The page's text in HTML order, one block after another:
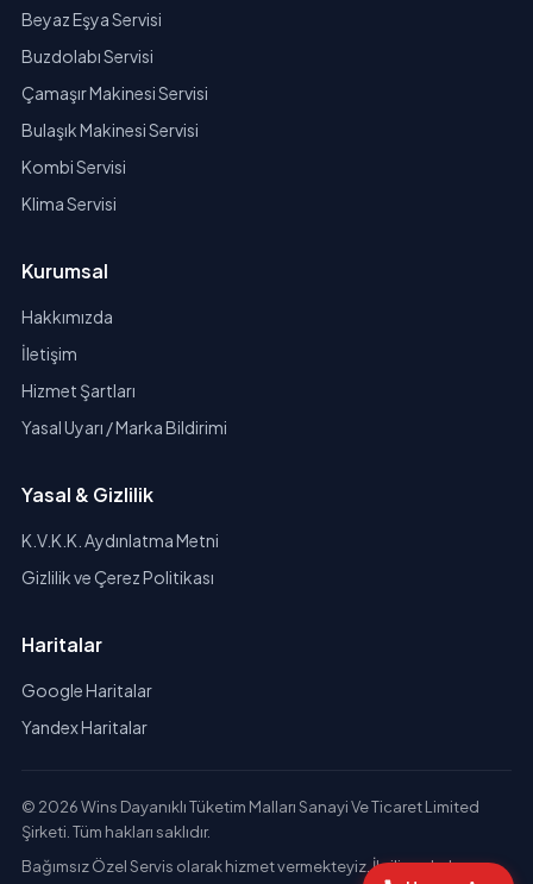
Beyaz Eşya Servisi
Buzdolabı Servisi
Çamaşır Makinesi Servisi
Bulaşık Makinesi Servisi
Kombi Servisi
Klima Servisi
Kurumsal
Hakkımızda
İletişim
Hizmet Şartları
Yasal Uyarı / Marka Bildirimi
Yasal & Gizlilik
K.V.K.K. Aydınlatma Metni
Gizlilik ve Çerez Politikası
Haritalar
Google Haritalar
Yandex Haritalar
© 2026 Wins Dayanıklı Tüketim Malları Sanayi Ve Ticaret Limited
Şirketi. Tüm hakları saklıdır.
Bağımsız Özel Servis olarak hizmet vermekteyiz. İlgili markaların